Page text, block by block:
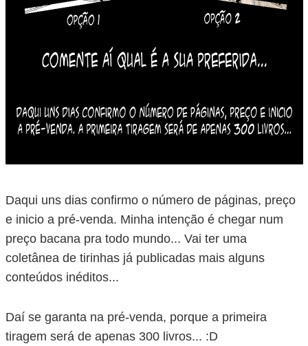
Daqui uns dias confirmo o número de páginas, preço
e inicio a pré-venda. Minha intenção é chegar num
preço bacana pra todo mundo... Vai ter uma
coletânea de tirinhas já publicadas mais alguns
conteúdos inéditos...
Daí se garanta na pré-venda, porque a primeira
tiragem será de apenas 300 livros... :D